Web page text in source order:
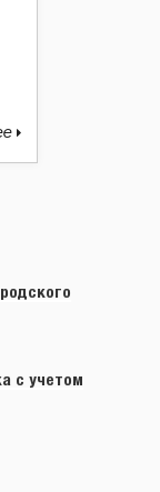
с учетом